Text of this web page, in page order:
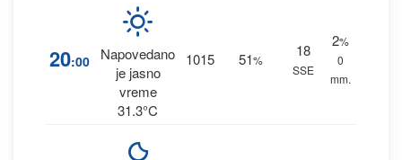
20:00
Napovedano
je jasno
vreme
31.3°C
1015 51%
18
SSE
2%
0
mm.